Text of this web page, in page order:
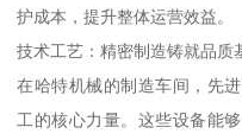
护成本，提升整体运营效益。
技术工艺：精密制造铸就品质
在哈特机械的制造车间，先
工的核心力量。这些设备能